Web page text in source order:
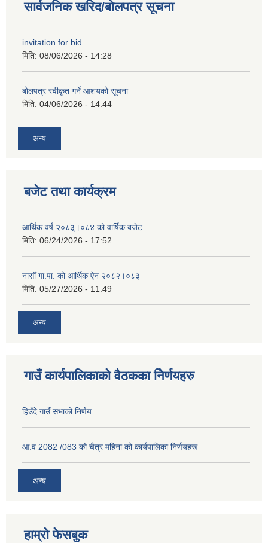
सार्वजनिक खरिद/बोलपत्र सूचना
invitation for bid
मिति: 08/06/2026 - 14:28
बोलपत्र स्वीकृत गर्ने आशयको सूचना
मिति: 04/06/2026 - 14:44
अन्य
बजेट तथा कार्यक्रम
आर्थिक वर्ष २०८३्।०८४ को वार्षिक बजेट
मिति: 06/24/2026 - 17:52
नासोँ गा.पा. को आर्थिक ऐन २०८२।०८३
मिति: 05/27/2026 - 11:49
अन्य
गाउँ कार्यपालिकाको वैठकका निेर्णयहरु
हिउँदे गाउँ सभाको निर्णय
आ.व 2082 /083 को चैत्र महिना को कार्यपालिका निर्णयहरू
अन्य
हाम्रो फेसबुक